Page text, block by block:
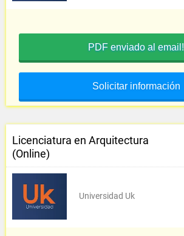
PDF enviado al email!
Solicitar información
Licenciatura en Arquitectura
(Online)
Universidad Uk